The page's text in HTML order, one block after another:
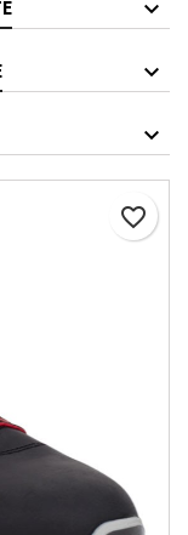
favorite_border